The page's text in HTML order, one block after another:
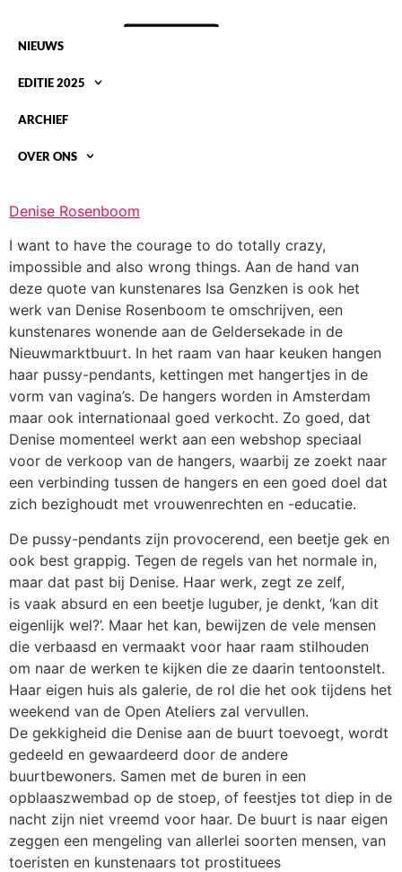
NIEUWS
EDITIE 2025
ARCHIEF
OVER ONS
Denise Rosenboom
I want to have the courage to do totally crazy,
impossible and also wrong things. Aan de hand van
deze quote van kunstenares Isa Genzken is ook het
werk van Denise Rosenboom te omschrijven, een
kunstenares wonende aan de Geldersekade in de
Nieuwmarktbuurt. In het raam van haar keuken hangen
haar pussy-pendants, kettingen met hangertjes in de
vorm van vagina’s. De hangers worden in Amsterdam
maar ook internationaal goed verkocht. Zo goed, dat
Denise momenteel werkt aan een webshop speciaal
voor de verkoop van de hangers, waarbij ze zoekt naar
een verbinding tussen de hangers en een goed doel dat
zich bezighoudt met vrouwenrechten en -educatie.
De pussy-pendants zijn provocerend, een beetje gek en
ook best grappig. Tegen de regels van het normale in,
maar dat past bij Denise. Haar werk, zegt ze zelf,
is vaak absurd en een beetje luguber, je denkt, ‘kan dit
eigenlijk wel?’. Maar het kan, bewijzen de vele mensen
die verbaasd en vermaakt voor haar raam stilhouden
om naar de werken te kijken die ze daarin tentoonstelt.
Haar eigen huis als galerie, de rol die het ook tijdens het
weekend van de Open Ateliers zal vervullen.
De gekkigheid die Denise aan de buurt toevoegt, wordt
gedeeld en gewaardeerd door de andere
buurtbewoners. Samen met de buren in een
opblaaszwembad op de stoep, of feestjes tot diep in de
nacht zijn niet vreemd voor haar. De buurt is naar eigen
zeggen een mengeling van allerlei soorten mensen, van
toeristen en kunstenaars tot prostituees